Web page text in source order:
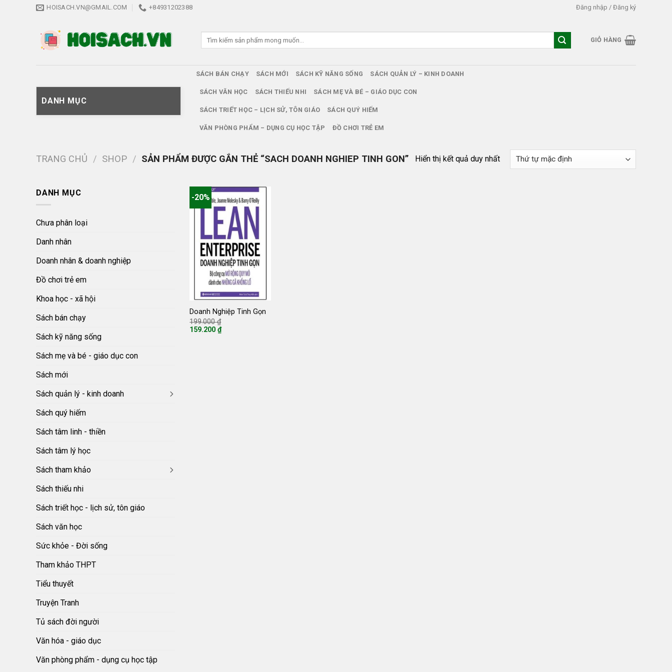
HOISACH.VN@GMAIL.COM +84931202388 Đăng nhập / Đăng ký
GIỎ HÀNG
DANH MỤC
SÁCH BÁN CHẠY SÁCH MỚI SÁCH KỸ NĂNG SỐNG SÁCH QUẢN LÝ – KINH DOANH
SÁCH VĂN HỌC SÁCH THIẾU NHI SÁCH MẸ VÀ BÉ – GIÁO DỤC CON
SÁCH TRIẾT HỌC – LỊCH SỬ, TÔN GIÁO SÁCH QUÝ HIẾM
VĂN PHÒNG PHẨM – DỤNG CỤ HỌC TẬP ĐỒ CHƠI TRẺ EM
TRANG CHỦ / SHOP / SẢN PHẨM ĐƯỢC GẮN THẺ “SACH DOANH NGHIEP TINH GON” Hiển thị kết quả duy nhất
DANH MỤC
Chưa phân loại
Danh nhân
Doanh nhân & doanh nghiệp
Đồ chơi trẻ em
Khoa học - xã hội
Sách bán chạy
Sách kỹ năng sống
Sách mẹ và bé - giáo dục con
Sách mới
Sách quản lý - kinh doanh
Sách quý hiếm
Sách tâm linh - thiền
Sách tâm lý học
Sách tham khảo
Sách thiếu nhi
Sách triết học - lịch sử, tôn giáo
Sách văn học
Sức khỏe - Đời sống
Tham khảo THPT
Tiểu thuyết
Truyện Tranh
Tủ sách đời người
Văn hóa - giáo dục
Văn phòng phẩm - dụng cụ học tập
-20%
Doanh Nghiệp Tinh Gọn
199.000₫
159.200₫